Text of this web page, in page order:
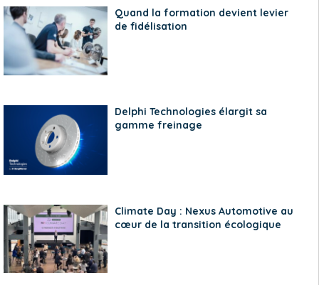
Quand la formation devient levier
de fidélisation
Delphi Technologies élargit sa
gamme freinage
Climate Day : Nexus Automotive au
cœur de la transition écologique